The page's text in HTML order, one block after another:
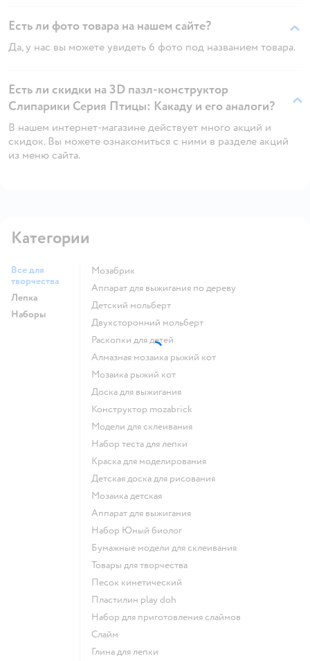
Есть ли фото товара на нашем сайте?
Да, у нас вы можете увидеть 6 фото под названием товара.
Есть ли скидки на 3D пазл-конструктор
Слипарики Серия Птицы: Какаду и его аналоги?
В нашем интернет-магазине действует много акций и
скидок. Вы можете ознакомиться с ними в разделе акций
из меню сайта.
Категории
Все для
творчества
Лепка
Наборы
Мозабрик
Аппарат для выжигания по дереву
Детский мольберт
Двухсторонний мольберт
Раскопки для детей
Алмазная мозаика рыжий кот
Мозаика рыжий кот
Доска для выжигания
Конструктор mozabrick
Модели для склеивания
Набор теста для лепки
Краска для моделирования
Детская доска для рисования
Мозаика детская
Аппарат для выжигания
набор Юный биолог
Бумажные модели для склеивания
Товары для творчества
Песок кинетический
Пластилин play doh
Набор для приготовления слаймов
Слайм
Глина для лепки